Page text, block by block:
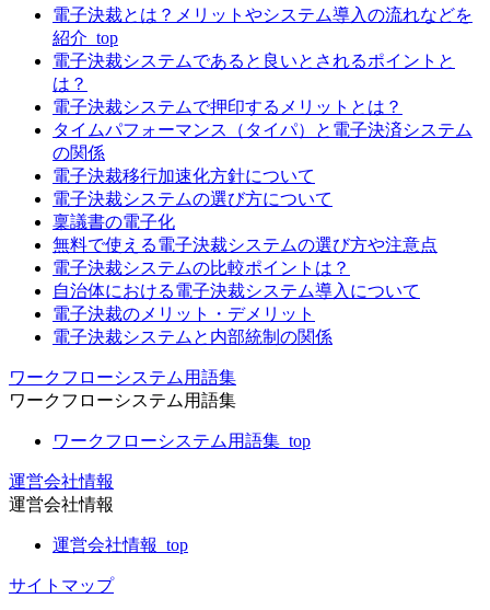
電子決裁とは？メリットやシステム導入の流れなどを
紹介_top
電子決裁システムであると良いとされるポイントと
は？
電子決裁システムで押印するメリットとは？
タイムパフォーマンス（タイパ）と電子決済システム
の関係
電子決裁移行加速化方針について
電子決裁システムの選び方について
稟議書の電子化
無料で使える電子決裁システムの選び方や注意点
電子決裁システムの比較ポイントは？
自治体における電子決裁システム導入について
電子決裁のメリット・デメリット
電子決裁システムと内部統制の関係
ワークフローシステム用語集
ワークフローシステム用語集
ワークフローシステム用語集_top
運営会社情報
運営会社情報
運営会社情報_top
サイトマップ